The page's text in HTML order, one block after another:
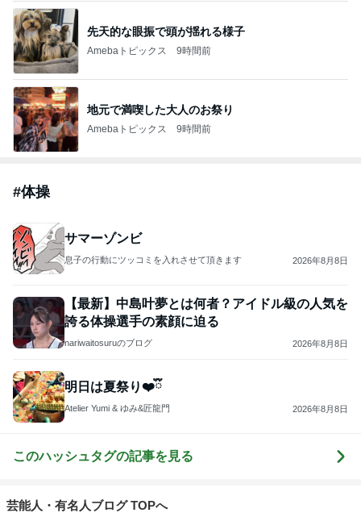
先天的な眼振で頭が揺れる様子
Amebaトピックス 9時間前
地元で満喫した大人のお祭り
Amebaトピックス 9時間前
#体操
サマーゾンビ
息子の行動にツッコミを入れさせて頂きます 2026年8月8日
【最新】中島叶夢とは何者？アイドル級の人気を
誇る体操選手の素顔に迫る
nariwaitosuruのブログ 2026年8月8日
明日は夏祭り❤️ྀི
Atelier Yumi & ゆみ&匠龍門 2026年8月8日
このハッシュタグの記事を見る
芸能人・有名人ブログ TOPへ